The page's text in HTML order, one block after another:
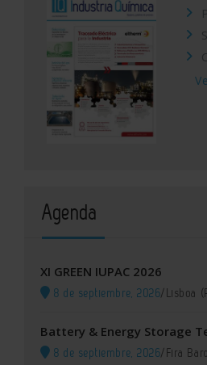
Agenda
XI GREEN IUPAC 2026
8 de septiembre, 2026/Lisboa
Battery & Energy Storage
8 de septiembre, 2026/Fira